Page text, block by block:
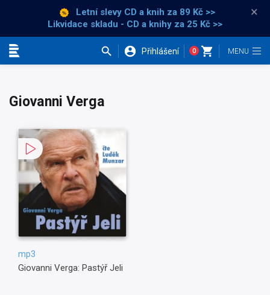
Letní slevy CD a knih za 89 Kč >>
Likvidace skladu - CD a knihy za 25 Kč >>
×
Přihlášení 0
Giovanni Verga
mp3
Giovanni Verga: Pastýř Jeli